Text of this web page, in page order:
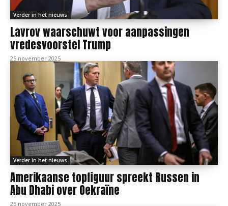
Verder in het nieuws
Lavrov waarschuwt voor aanpassingen
vredesvoorstel Trump
25 november 2025
Verder in het nieuws
Amerikaanse topfiguur spreekt Russen in
Abu Dhabi over Oekraïne
25 november 2025